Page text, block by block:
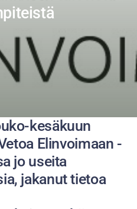
kesäkuun
Elinvoimaan -
jo useita
jakanut tietoa